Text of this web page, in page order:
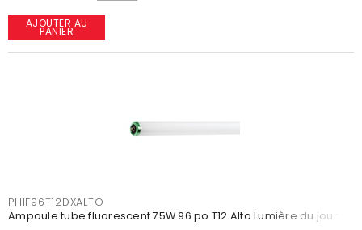
AJOUTER AU
PANIER
PHIF96T12DXALTO
Ampoule tube fluorescent 75W 96 po T12 Alto Lumière du jour